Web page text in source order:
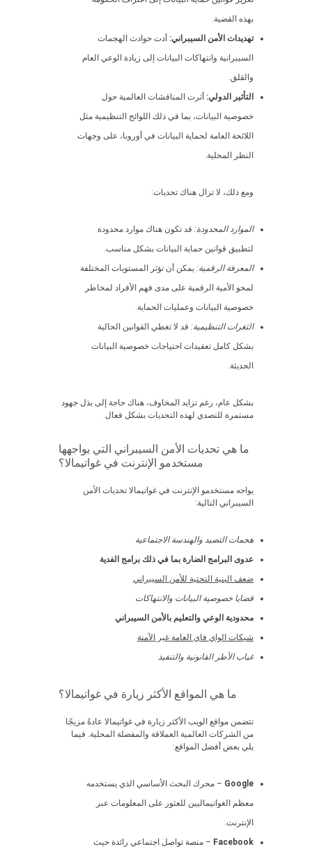
بهذه القضية.
تهديدات الأمن السيبراني: أدت حوادث الهجمات
السيبرانية وانتهاكات البيانات إلى زيادة الوعي العام
والقلق.
التأثير الدولي: أثرت المناقشات العالمية حول
خصوصية البيانات، بما في ذلك اللوائح التنظيمية مثل
اللائحة العامة لحماية البيانات في أوروبا، على وجهات
النظر المحلية.
ومع ذلك، لا تزال هناك تحديات:
الموارد المحدودة: قد تكون هناك موارد محدودة
لتطبيق قوانين حماية البيانات بشكل مناسب.
المعرفة الرقمية: يمكن أن تؤثر المستويات المختلفة
لمحو الأمية الرقمية على مدى فهم الأفراد لمخاطر
خصوصية البيانات وعمليات الحماية.
الثغرات التنظيمية: قد لا تغطي القوانين الحالية
بشكل كامل تعقيدات احتياجات خصوصية البيانات
الحديثة.
بشكل عام، رغم تزايد المخاوف، هناك حاجة إلى بذل جهود
مستمرة للتصدي لهذه التحديات بشكل فعال.
ما هي تحديات الأمن السيبراني التي يواجهها
مستخدمو الإنترنت في غواتيمالا؟
يواجه مستخدمو الإنترنت في غواتيمالا تحديات الأمن
السيبراني التالية:
هجمات التصيد والهندسة الاجتماعية
عدوى البرامج الضارة بما في ذلك برامج الفدية
ضعف البنية التحتية للأمن السيبراني
قضايا خصوصية البيانات والانتهاكات
محدودية الوعي والتعليم بالأمن السيبراني
شبكات الواي فاي العامة غير الآمنة
غياب الأطر القانونية والتنفيذ
ما هي المواقع الأكثر زيارة في غواتيمالا؟
تتضمن مواقع الويب الأكثر زيارة في غواتيمالا عادةً مزيجًا
من الشركات العالمية العملاقة والمفضلة المحلية. فيما
يلي بعض أفضل المواقع:
Google – محرك البحث الأساسي الذي يستخدمه
معظم الغواتيماليين للعثور على المعلومات عبر
الإنترنت.
Facebook – منصة تواصل اجتماعي رائدة حيث